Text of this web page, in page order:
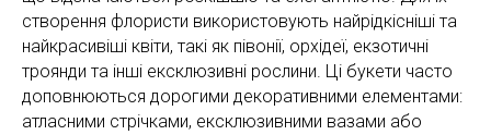
створення флористи використовують найрідкісніші та
найкрасивіші квіти, такі як півонії, орхідеї, екзотичні
троянди та інші ексклюзивні рослини. Ці букети часто
доповнюються дорогими декоративними елементами:
атласними стрічками, ексклюзивними вазами або